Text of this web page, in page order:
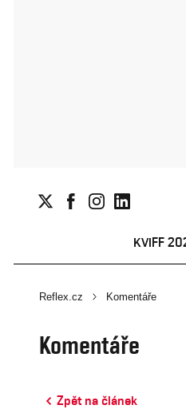
KVIFF
Reflex.cz Komentáře
Komentáře
Zpět na článek